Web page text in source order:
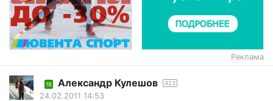
Реклама
18 Александр Кулешов 423
24.02.2011 14:53